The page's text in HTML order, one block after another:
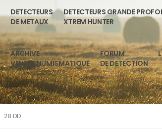
DETECTEURS
DE METAUX
DETECTEURS GRANDE
XTREM HUNTER
ARCHIVE
VENTES NUMISMATIQUE
FORUM
DE DETECTION
28 DD